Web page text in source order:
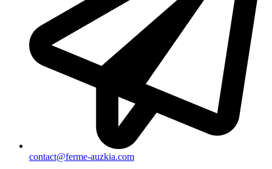
contact@ferme-auzkia.com